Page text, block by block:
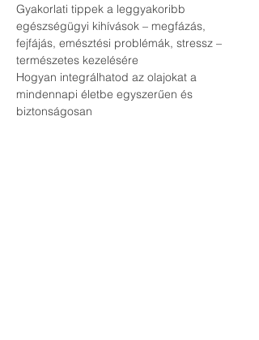
Gyakorlati tippek a leggyakoribb
egészségügyi kihívások – megfázás,
fejfájás, emésztési problémák, stressz –
természetes kezelésére
Hogyan integrálhatod az olajokat a
mindennapi életbe egyszerűen és
biztonságosan